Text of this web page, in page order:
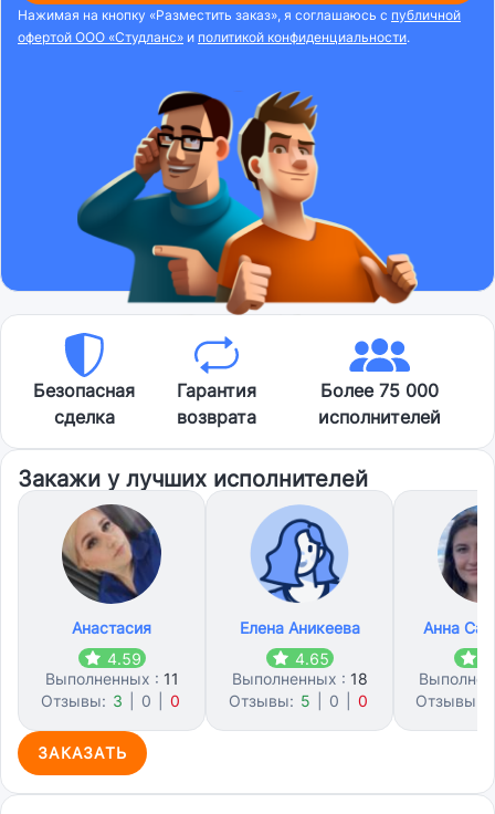
Нажимая на кнопку «Разместить заказ», я соглашаюсь с публичной
офертой ООО «Студланс» и политикой конфиденциальности.
Безопасная
сделка
Гарантия
возврата
Более 75 000
исполнителей
Закажи у лучших исполнителей
Анастасия
4.59
Выполненных : 11
Отзывы: 3 0 0
Елена Аникеева
4.65
Выполненных : 18
Отзывы: 5 0 0
Анна
Отзывы:
ЗАКАЗАТЬ